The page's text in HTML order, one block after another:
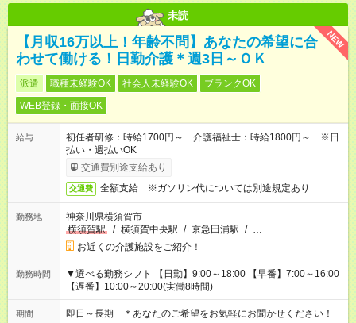
未読
NEW
【月収16万以上！年齢不問】あなたの希望に合
わせて働ける！日勤介護＊週3日～ＯＫ
派遣 職種未経験OK 社会人未経験OK
ブランクOK
WEB登録・面接OK
給与
初任者研修：時給1700円～ 介護福祉士：時給1800円～ ※日
払い・週払いOK
交通費別途支給あり
交通費 全額支給 ※ガソリン代については別途規定あり
勤務地
神奈川県横須賀市
横須賀駅
/ 横須賀中央駅 / 京急田浦駅 / …
お近くの介護施設をご紹介！
勤務時間
▼選べる勤務シフト 【日勤】9:00～18:00 【早番】7:00～16:00
【遅番】10:00～20:00(実働8時間)
期間 即日～長期 ＊あなたのご希望をお気軽にお聞かせください！